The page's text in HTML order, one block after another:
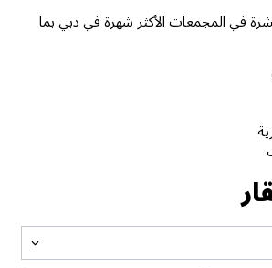
في المجمعات الأكثر شهرة في دبي بما